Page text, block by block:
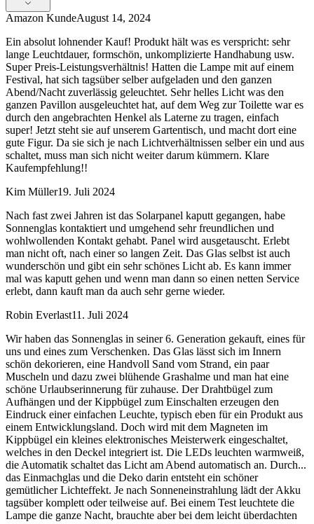
Amazon KundeAugust 14, 2024
Ein absolut lohnender Kauf! Produkt hält was es verspricht: sehr
lange Leuchtdauer, formschön, unkomplizierte Handhabung usw.
Super Preis-Leistungsverhältnis! Hatten die Lampe mit auf einem
Festival, hat sich tagsüber selber aufgeladen und den ganzen
Abend/Nacht zuverlässig geleuchtet. Sehr helles Licht was den
ganzen Pavillon ausgeleuchtet hat, auf dem Weg zur Toilette war es
durch den angebrachten Henkel als Laterne zu tragen, einfach
super! Jetzt steht sie auf unserem Gartentisch, und macht dort eine
gute Figur. Da sie sich je nach Lichtverhältnissen selber ein und aus
schaltet, muss man sich nicht weiter darum kümmern. Klare
Kaufempfehlung!!
Kim Müller19. Juli 2024
Nach fast zwei Jahren ist das Solarpanel kaputt gegangen, habe
Sonnenglas kontaktiert und umgehend sehr freundlichen und
wohlwollenden Kontakt gehabt. Panel wird ausgetauscht. Erlebt
man nicht oft, nach einer so langen Zeit. Das Glas selbst ist auch
wunderschön und gibt ein sehr schönes Licht ab. Es kann immer
mal was kaputt gehen und wenn man dann so einen netten Service
erlebt, dann kauft man da auch sehr gerne wieder.
Robin Everlast11. Juli 2024
Wir haben das Sonnenglas in seiner 6. Generation gekauft, eines für
uns und eines zum Verschenken. Das Glas lässt sich im Innern
schön dekorieren, eine Handvoll Sand vom Strand, ein paar
Muscheln und dazu zwei blühende Grashalme und man hat eine
schöne Urlaubserinnerung für zuhause. Der Drahtbügel zum
Aufhängen und der Kippbügel zum Einschalten erzeugen den
Eindruck einer einfachen Leuchte, typisch eben für ein Produkt aus
einem Entwicklungsland. Doch wird mit dem Magneten im
Kippbügel ein kleines elektronisches Meisterwerk eingeschaltet,
welches in den Deckel integriert ist. Die LEDs leuchten warmweiß,
die Automatik schaltet das Licht am Abend automatisch an. Durch...
das Einmachglas und die Deko darin entsteht ein schöner
gemütlicher Lichteffekt. Je nach Sonneneinstrahlung lädt der Akku
tagsüber komplett oder teilweise auf. Bei einem Test leuchtete die
Lampe die ganze Nacht, brauchte aber bei dem leicht überdachten